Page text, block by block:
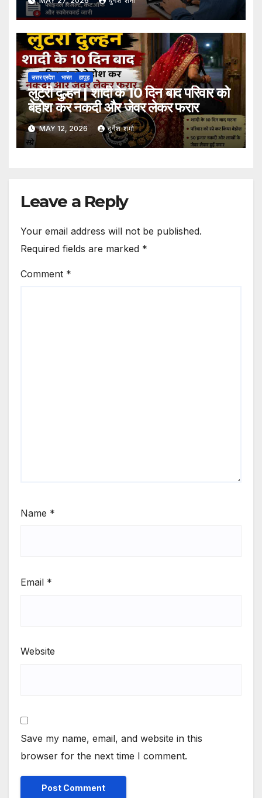
उत्तर प्रदेश भारत हापुड़
लुटेरी दुल्हन | शादी के 10 दिन बाद परिवार को
बेहोश कर नकदी और जेवर लेकर फरार
MAY 12, 2026 दुर्गेश शर्मा
Leave a Reply
Your email address will not be published.
Required fields are marked *
Comment *
Name *
Email *
Website
Save my name, email, and website in this
browser for the next time I comment.